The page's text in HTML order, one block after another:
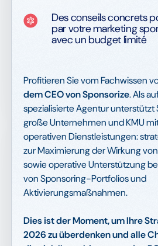
Des conseils concrets
par votre marketing
avec un budget limité
Profitieren Sie vom Fachwissen
dem CEO von Sponsorize. Als
spezialisierte Agentur unterstützt
große Unternehmen und KMU
operativen Dienstleistungen:
zur Maximierung der Wirkung
sowie operative Unterstützung
von Sponsoring-Portfolios und
Aktivierungsmaßnahmen.
Dies ist der Moment, um Ihre
2026 zu überdenken und alle